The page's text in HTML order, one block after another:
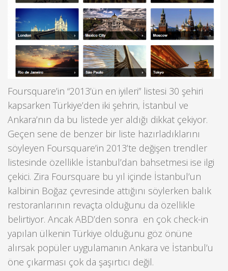
Foursquare’in “2013’ün en iyileri” listesi 30 şehiri
kapsarken Türkiye’den iki şehrin, İstanbul ve
Ankara’nın da bu listede yer aldığı dikkat çekiyor.
Geçen sene de benzer bir liste hazırladıklarını
söyleyen Foursquare’in 2013’te değişen trendler
listesinde özellikle İstanbul’dan bahsetmesi ise ilgi
çekici. Zira Foursquare bu yıl içinde İstanbul’un
kalbinin Boğaz çevresinde attığını söylerken balık
restoranlarının revaçta olduğunu da özellikle
belirtiyor. Ancak ABD’den sonra en çok check-in
yapılan ülkenin Türkiye olduğunu göz önüne
alırsak popüler uygulamanın Ankara ve İstanbul’u
öne çıkarması çok da şaşırtıcı değil.